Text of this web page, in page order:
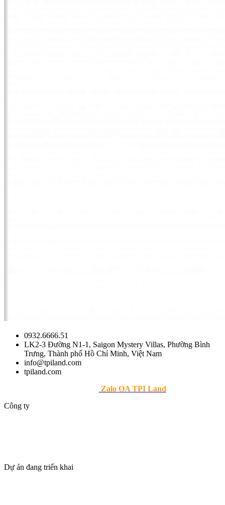
0932.6666.51
LK2-3 Đường N1-1, Saigon Mystery Villas, Phường Bình
Trưng, Thành phố Hồ Chí Minh, Việt Nam
info@tpiland.com
tpiland.com
Zalo OA TPI Land
Công ty
Dự án đang triển khai